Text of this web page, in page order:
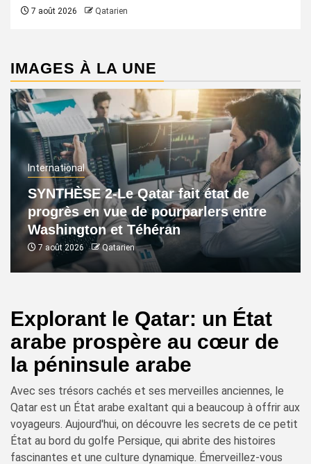
7 août 2026 Qatarien
IMAGES À LA UNE
International
SYNTHÈSE 2-Le Qatar fait état de
progrès en vue de pourparlers entre
Washington et Téhéran
7 août 2026 Qatarien
Explorant le Qatar: un État
arabe prospère au cœur de
la péninsule arabe
Avec ses trésors cachés et ses merveilles anciennes, le
Qatar est un État arabe exaltant qui a beaucoup à offrir aux
voyageurs. Aujourd'hui, on découvre les secrets de ce petit
État au bord du golfe Persique, qui abrite des histoires
fascinantes et une culture dynamique. Émerveillez-vous